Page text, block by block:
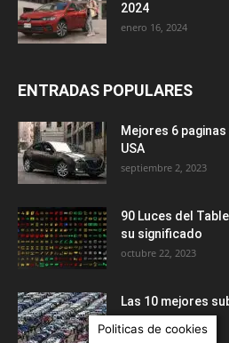
2024
enero 16, 2024
ENTRADAS POPULARES
Mejores 6
USA
septiembre 2, 2023
90 Luces del
su significado
octubre 22, 2023
Las 10 mejores
Politicas de cookies